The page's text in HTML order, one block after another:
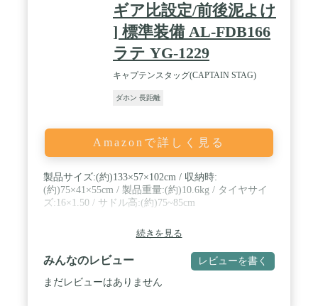
ギア比設定/前後泥よけ
] 標準装備 AL-FDB166
ラテ YG-1229
キャプテンスタッグ(CAPTAIN STAG)
ダホン 長距離
Amazonで詳しく見る
製品サイズ:(約)133×57×102cm / 収納時:
(約)75×41×55cm / 製品重量:(約)10.6kg / タイヤサイ
ズ:16×1.50 / サドル高:(約)75~85cm
続きを見る
みんなのレビュー レビューを書く
まだレビューはありません